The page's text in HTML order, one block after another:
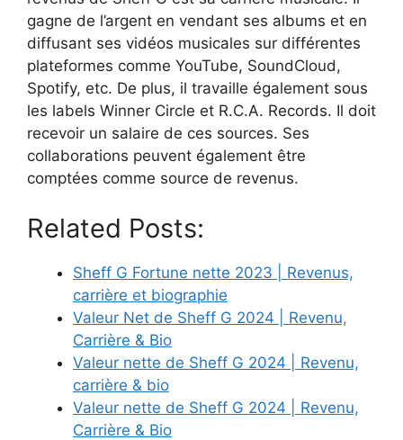
gagne de l’argent en vendant ses albums et en
diffusant ses vidéos musicales sur différentes
plateformes comme YouTube, SoundCloud,
Spotify, etc. De plus, il travaille également sous
les labels Winner Circle et R.C.A. Records. Il doit
recevoir un salaire de ces sources. Ses
collaborations peuvent également être
comptées comme source de revenus.
Related Posts:
Sheff G Fortune nette 2023 | Revenus,
carrière et biographie
Valeur Net de Sheff G 2024 | Revenu,
Carrière & Bio
Valeur nette de Sheff G 2024 | Revenu,
carrière & bio
Valeur nette de Sheff G 2024 | Revenu,
Carrière & Bio